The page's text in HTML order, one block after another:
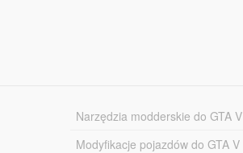
Narzędzia modderskie do GTA V
Modyfikacje pojazdów do GTA V